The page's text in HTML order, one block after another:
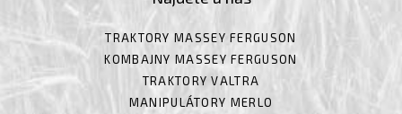
TRAKTORY MASSEY FERGUSON
KOMBAJNY MASSEY FERGUSON
TRAKTORY VALTRA
MANIPULÁTORY MERLO